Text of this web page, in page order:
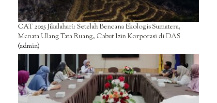
CAT 2025 Jikalahari: Setelah Bencana Ekologis Sumatera,
Menata Ulang Tata Ruang, Cabut Izin Korporasi di DAS
(admin)